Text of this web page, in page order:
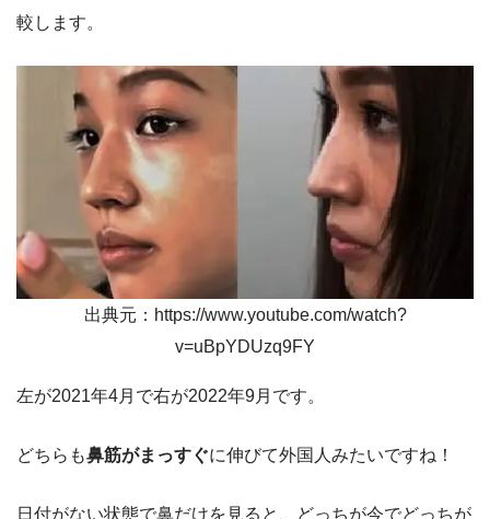
較します。
出典元：https://www.youtube.com/watch?
v=uBpYDUzq9FY
左が2021年4月で右が2022年9月です。
どちらも鼻筋がまっすぐに伸びて外国人みたいですね！
日付がない状態で鼻だけを見ると、どっちが今でどっちが